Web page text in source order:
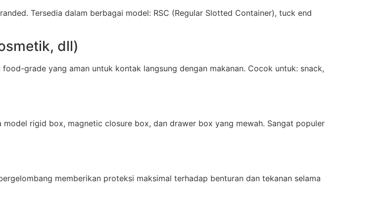
Tersedia dalam berbagai model: RSC (Regular Slotted Container), tuck end
dll)
grade yang aman untuk kontak langsung dengan makanan. Cocok untuk: snack,
rigid box, magnetic closure box, dan drawer box yang mewah. Sangat populer
memberikan proteksi maksimal terhadap benturan dan tekanan selama